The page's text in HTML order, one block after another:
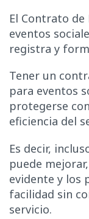
El Contrato de
eventos
registra y
Tener un
para eventos
protegerse
eficiencia del
Es decir,
puede
evidente y los
facilidad sin
servicio.